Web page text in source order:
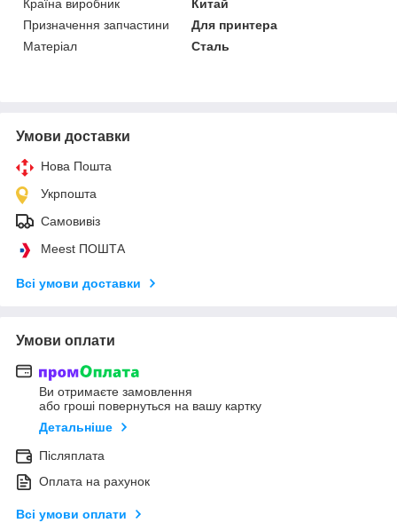
Країна виробник
Китай
Призначення запчастини
Для принтера
Матеріал
Сталь
Умови доставки
Нова Пошта
Укрпошта
Самовивіз
Meest ПОШТА
Всі умови доставки
Умови оплати
Ви отримаєте замовлення
або гроші повернуться на вашу картку
Детальніше
Післяплата
Оплата на рахунок
Всі умови оплати